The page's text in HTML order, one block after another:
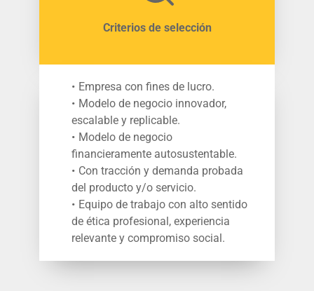
Criterios de selección
Empresa con fines de lucro.
Modelo de negocio innovador,
escalable y replicable.
Modelo de negocio
financieramente autosustentable.
Con tracción y demanda probada
del producto y/o servicio.
Equipo de trabajo con alto sentido
de ética profesional, experiencia
relevante y compromiso social.